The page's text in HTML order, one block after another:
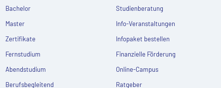
Bachelor
Master
Zertifikate
Fernstudium
Abendstudium
Berufsbegleitend
Studienberatung
Info-Veranstaltungen
Infopaket bestellen
Finanzielle Förderung
Online-Campus
Ratgeber